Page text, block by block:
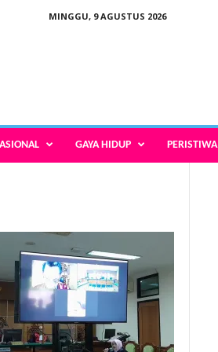
MINGGU, 9 AGUSTUS 2026
GAYA HIDUP PERISTIWA